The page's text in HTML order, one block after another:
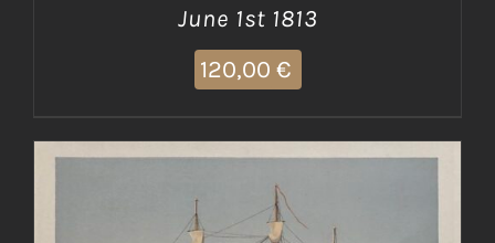
June 1st 1813
120,00 €